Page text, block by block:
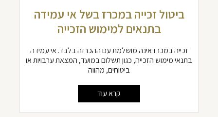
ביטול זכייה במכרז בשל אי עמידה
בתנאים למימוש הזכייה
זכייה במכרז אינה מושלמת עם ההכרזה בלבד. אי עמידה
בתנאי מימוש הזכייה, כגון תשלום במועד, המצאת ערבויות או
ביטוחים, מהווה
קרא עוד